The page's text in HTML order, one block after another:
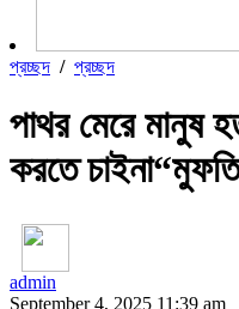
প্রচ্ছদ / প্রচ্ছদ
পাথর মেরে মানুষ
করতে
admin
September 4, 2025 11:39 am